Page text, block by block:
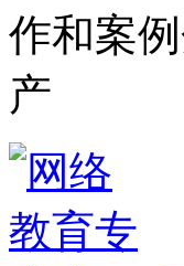
作和案
产